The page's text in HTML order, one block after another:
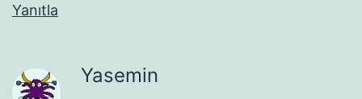
Yanıtla
Yasemin